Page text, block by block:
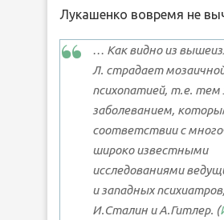
Лукашенко вовремя не
… Как видно из
Л. страдает
психопатией, т.е.
заболеванием,
соответствии с
широко известными
исследованиями
и западных
И.Сталин и А.Гитлер. (